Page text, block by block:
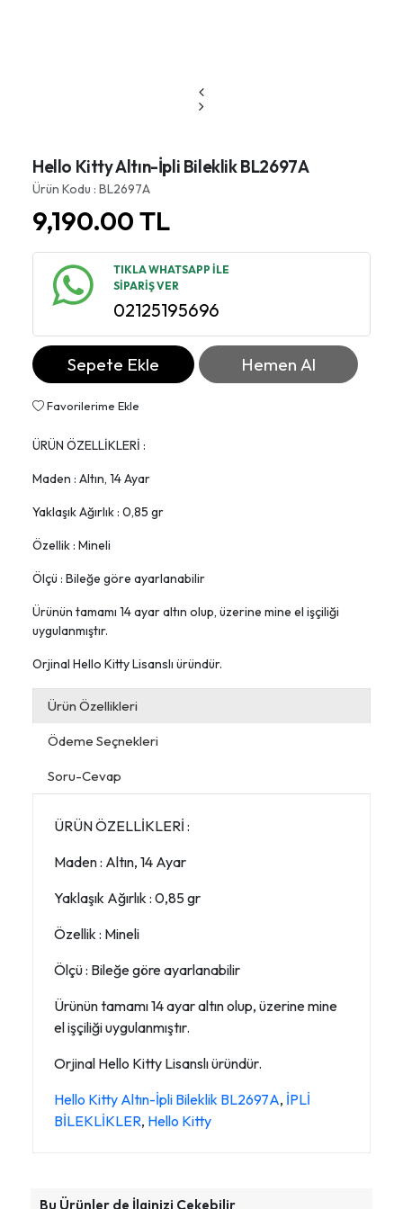
Hello Kitty Altın-İpli Bileklik BL2697A
Ürün Kodu : BL2697A
9,190.00TL
TIKLA WHATSAPP İLE
SİPARİŞ VER
02125195696
Sepete Ekle Hemen Al
Favorilerime Ekle
ÜRÜN ÖZELLİKLERİ :
Maden : Altın, 14 Ayar
Yaklaşık Ağırlık : 0,85 gr
Özellik : Mineli
Ölçü : Bileğe göre ayarlanabilir
Ürünün tamamı 14 ayar altın olup, üzerine mine el işçiliği
uygulanmıştır.
Orjinal Hello Kitty Lisanslı üründür.
Ürün Özellikleri
Ödeme Seçnekleri
Soru-Cevap
ÜRÜN ÖZELLİKLERİ :
Maden : Altın, 14 Ayar
Yaklaşık Ağırlık : 0,85 gr
Özellik : Mineli
Ölçü : Bileğe göre ayarlanabilir
Ürünün tamamı 14 ayar altın olup, üzerine mine
el işçiliği uygulanmıştır.
Orjinal Hello Kitty Lisanslı üründür.
Hello Kitty Altın-İpli Bileklik BL2697A, İPLİ
BİLEKLİKLER, Hello Kitty
Bu Ürünler de İlginizi Çekebilir